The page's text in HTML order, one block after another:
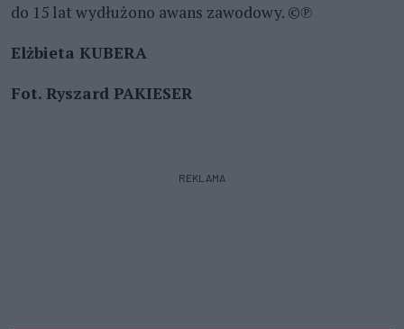
do 15 lat wydłużono awans zawodowy. ©℗
Elżbieta KUBERA
Fot. Ryszard PAKIESER
REKLAMA